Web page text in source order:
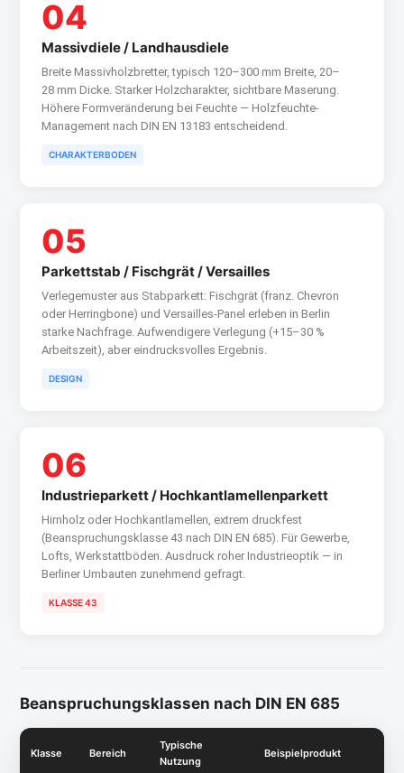
04
Massivdiele / Landhausdiele
Breite Massivholzbretter, typisch 120–300 mm Breite, 20–
28 mm Dicke. Starker Holzcharakter, sichtbare Maserung.
Höhere Formveränderung bei Feuchte — Holzfeuchte-
Management nach DIN EN 13183 entscheidend.
CHARAKTERBODEN
05
Parkettstab / Fischgrät / Versailles
Verlegemuster aus Stabparkett: Fischgrät (franz. Chevron
oder Herringbone) und Versailles-Panel erleben in Berlin
starke Nachfrage. Aufwendigere Verlegung (+15–30 %
Arbeitszeit), aber eindrucksvolles Ergebnis.
DESIGN
06
Industrieparkett / Hochkantlamellenparkett
Hirnholz oder Hochkantlamellen, extrem druckfest
(Beanspruchungsklasse 43 nach DIN EN 685). Für Gewerbe,
Lofts, Werkstattböden. Ausdruck roher Industrieoptik — in
Berliner Umbauten zunehmend gefragt.
KLASSE 43
Beanspruchungsklassen nach DIN EN 685
Klasse Bereich
Typische
Nutzung
Beispielprodukt